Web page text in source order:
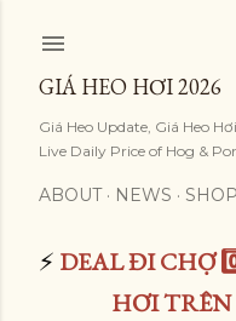
GIÁ HEO HƠI 2026
Giá Heo Update, Giá Heo
Live Daily Price of Hog &
ABOUT NEWS SHOP
⚡ DEAL ĐI CHỢ
HƠI TRÊN